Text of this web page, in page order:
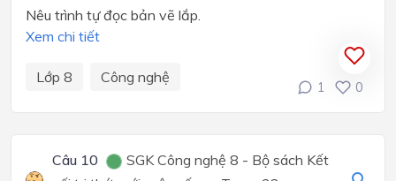
Nêu trình tự đọc bản vẽ lắp.
Xem chi tiết
Lớp 8 Công nghệ
1 0
Câu 10
SGK Công nghệ 8 - Bộ sách Kết